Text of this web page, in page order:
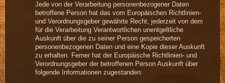
Jede von der Verarbeitung personenbezogener Daten
betroffene Person hat das vom Europäischen Richtlinien-
und Verordnungsgeber gewährte Recht, jederzeit von dem
für die Verarbeitung Verantwortlichen unentgeltliche
Auskunft über die zu seiner Person gespeicherten
personenbezogenen Daten und eine Kopie dieser Auskunft
zu erhalten. Ferner hat der Europäische Richtlinien- und
Verordnungsgeber der betroffenen Person Auskunft über
folgende Informationen zugestanden: